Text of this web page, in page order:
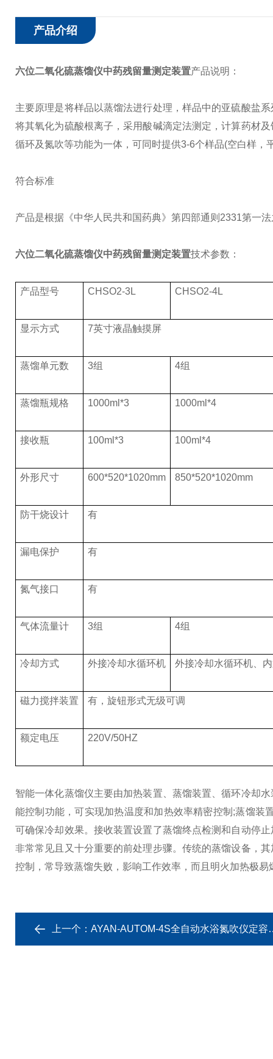
产品介绍
六位二氧化硫蒸馏仪中药残留量测定装置产品说明：
主要原理是将样品以蒸馏法进行处理，样品中的亚硫酸盐
将其氧化为硫酸根离子，采用酸碱滴定法测定，计算药材
循环及氮吹等功能为一体，可同时提供3-6个样品(空白样
符合标准
产品是根据《中华人民共和国药典》第四部通则2331第一
六位二氧化硫蒸馏仪中药残留量测定装置技术参数：
产品型号 CHSO2-3L CHSO2-4L
显示方式 7英寸液晶触摸屏
蒸馏单元数 3组 4组
蒸馏瓶规格 1000ml*3 1000ml*4
接收瓶 100ml*3 100ml*4
外形尺寸 600*520*1020mm 850*520*1020mm
防干烧设计 有
漏电保护 有
氮气接口 有
气体流量计 3组 4组
冷却方式 外接冷却水循环机 外接冷却水循环机、
磁力搅拌装置 有，旋钮形式无级可调
额定电压 220V/50HZ
智能一体化蒸馏仪主要由加热装置、蒸馏装置、循环冷却
能控制功能，可实现加热温度和加热效率精密控制;蒸馏装
可确保冷却效果。接收装置设置了蒸馏终点检测和自动停
非常常见且又十分重要的前处理步骤。传统的蒸馏设备，
控制，常导致蒸馏失败，影响工作效率，而且明火加热极易
上一个： AYAN-AUTOM-4S全自动水浴氮吹仪定容型浓缩吹氮装置